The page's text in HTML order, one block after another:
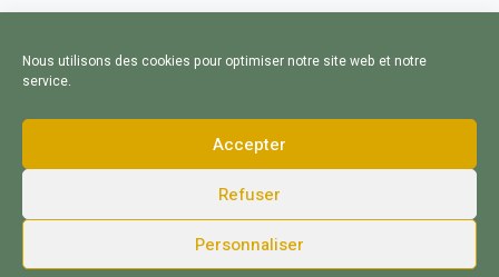
Nous utilisons des cookies pour optimiser notre site web et notre
service.
Accepter
Refuser
Personnaliser
Contact - Souscription - Mentions légales - Copyright 2019 @
Akumaw- Illustrations :Le Trait de Lou